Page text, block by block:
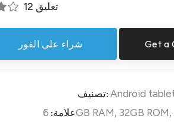
12 تعليق
شراء على الفور Get a
تصنيف: Android
علامة:6GB RAM, 32GB ROM,